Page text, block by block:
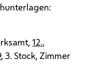
12.,
, 3. Stock, Zimmer